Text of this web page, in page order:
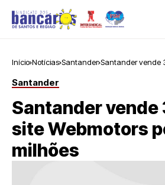
Início Notícias Santander Santander vende
Santander
Santander vende
site Webmotors
milhões